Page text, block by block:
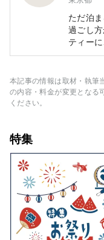
ただ泊
過ごし
ティー
には仕
い方は
しくだ
本記事の情報は取材・執筆
の内容・料金が変更となる
ください。
特集